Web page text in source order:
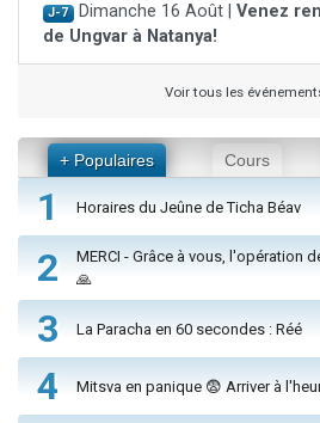
J-7 Dimanche 16 Août | Venez
de Ungvar à Natanya!
Voir tous les
+ Populaires Cours
1 Horaires du Jeûne de Ticha Béav
2
MERCI - Grâce à vous, l'opération
🙏
3 La Paracha en 60 secondes : Réé
4 Mitsva en panique 😨 Arriver à